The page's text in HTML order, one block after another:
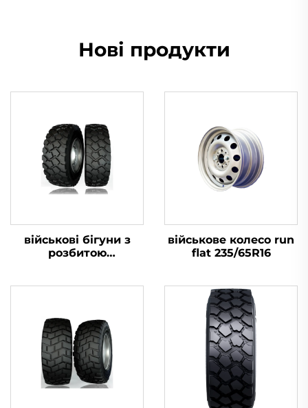
Нові продукти
військові бігуни з
розбитою
військове колесо run
flat 235/65R16